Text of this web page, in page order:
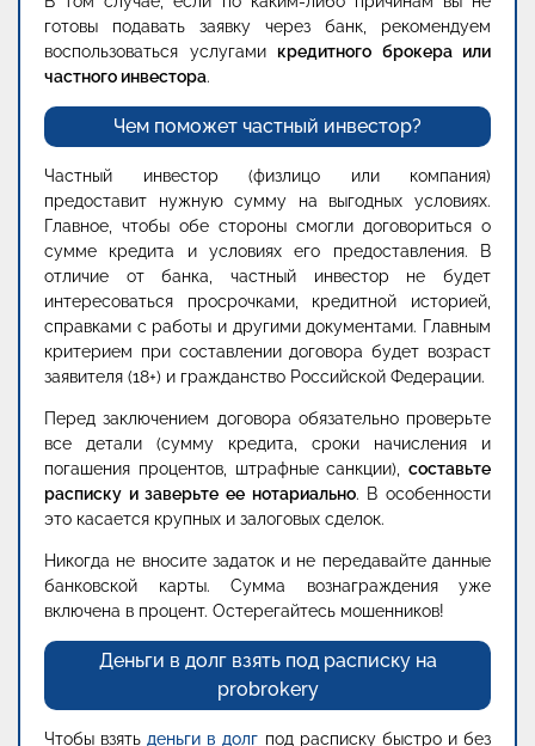
готовы подавать заявку через банк, рекомендуем
воспользоваться услугами кредитного брокера или
частного инвестора.
Чем поможет частный инвестор?
Частный инвестор (физлицо или компания)
предоставит нужную сумму на выгодных условиях.
Главное, чтобы обе стороны смогли договориться о
сумме кредита и условиях его предоставления. В
отличие от банка, частный инвестор не будет
интересоваться просрочками, кредитной историей,
справками с работы и другими документами. Главным
критерием при составлении договора будет возраст
заявителя (18+) и гражданство Российской Федерации.
Перед заключением договора обязательно проверьте
все детали (сумму кредита, сроки начисления и
погашения процентов, штрафные санкции), составьте
расписку и заверьте ее нотариально. В особенности
это касается крупных и залоговых сделок.
Никогда не вносите задаток и не передавайте данные
банковской карты. Сумма вознаграждения уже
включена в процент. Остерегайтесь мошенников!
Деньги в долг взять под расписку на
probrokery
Чтобы взятьденьги в долг под расписку быстро и без